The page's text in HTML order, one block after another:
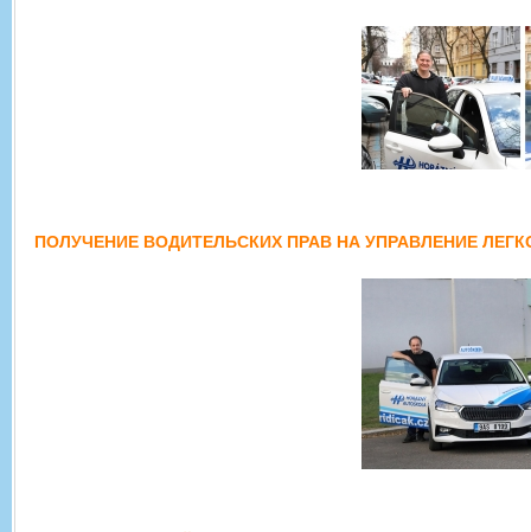
ПОЛУЧЕНИЕ ВОДИТЕЛЬСКИХ ПРАВ НА УПРАВЛЕНИЕ